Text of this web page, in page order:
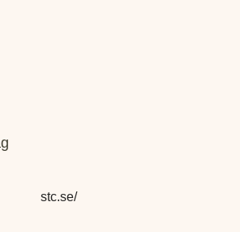
stc.se/